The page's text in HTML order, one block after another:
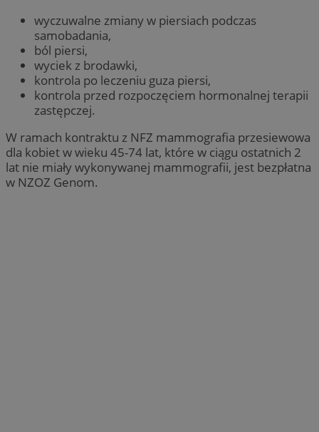
wyczuwalne zmiany w piersiach podczas
samobadania,
ból piersi,
wyciek z brodawki,
kontrola po leczeniu guza piersi,
kontrola przed rozpoczęciem hormonalnej terapii
zastępczej.
W ramach kontraktu z NFZ mammografia przesiewowa
dla kobiet w wieku 45-74 lat, które w ciągu ostatnich 2
lat nie miały wykonywanej mammografii, jest bezpłatna
w NZOZ Genom.